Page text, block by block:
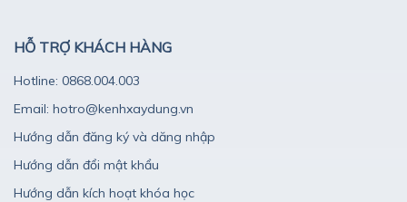
HỖ TRỢ KHÁCH HÀNG
Hotline: 0868.004.003
Email: hotro@kenhxaydung.vn
Hướng dẫn đăng ký và dăng nhập
Hướng dẫn đổi mật khẩu
Hướng dẫn kích hoạt khóa học